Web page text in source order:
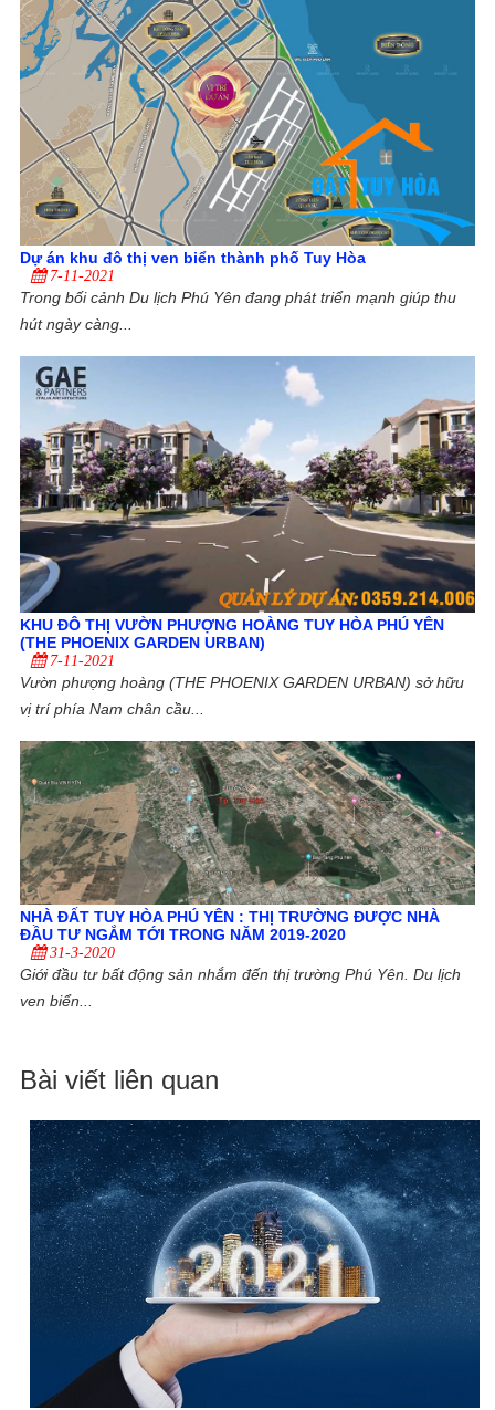
Dự án khu đô thị ven biển thành phố Tuy Hòa
7-11-2021
Trong bối cảnh Du lịch Phú Yên đang phát triển mạnh giúp thu
hút ngày càng...
KHU ĐÔ THỊ VƯỜN PHƯỢNG HOÀNG TUY HÒA PHÚ YÊN
(THE PHOENIX GARDEN URBAN)
7-11-2021
Vườn phượng hoàng (THE PHOENIX GARDEN URBAN) sở hữu
vị trí phía Nam chân cầu...
NHÀ ĐẤT TUY HÒA PHÚ YÊN : THỊ TRƯỜNG ĐƯỢC NHÀ
ĐẦU TƯ NGẮM TỚI TRONG NĂM 2019-2020
31-3-2020
Giới đầu tư bất động sản nhắm đến thị trường Phú Yên. Du lịch
ven biển...
Bài viết liên quan